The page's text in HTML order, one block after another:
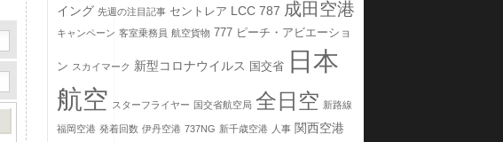
イング 先週の注目記事 セントレア LCC 787 成田空港
キャンペーン 客室乗務員 航空貨物 777 ピーチ・アビエーショ
ン スカイマーク 新型コロナウイルス 国交省 日本
航空 スターフライヤー 国交省航空局 全日空 新路線
福岡空港 発着回数 伊丹空港 737NG 新千歳空港 人事 関西空港